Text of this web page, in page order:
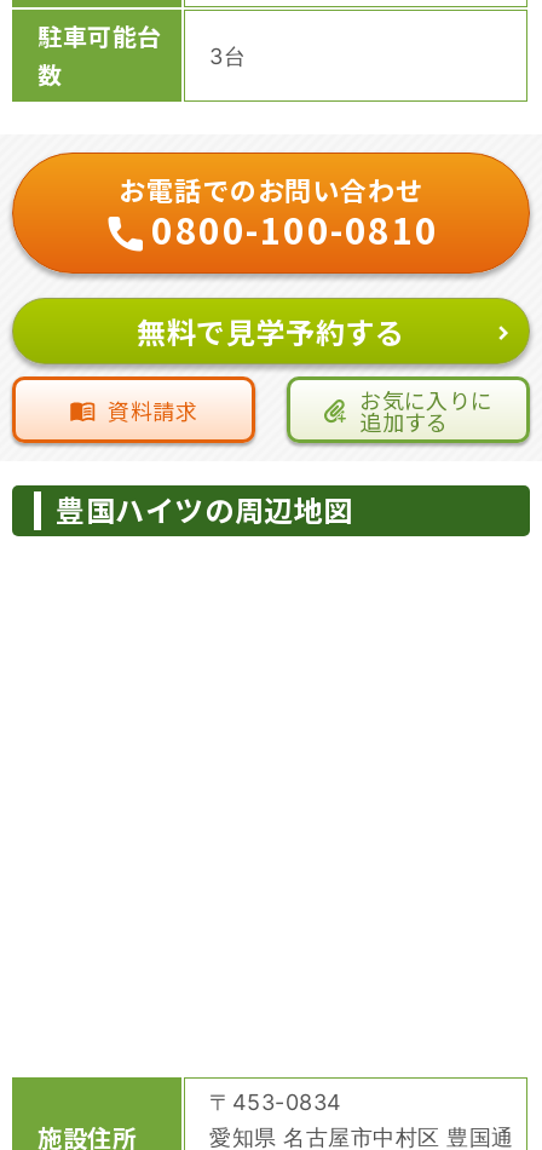
駐車可能台
数
3台
お電話でのお問い合わせ
0800-100-0810
無料で見学予約する
資料請求 お気に入りに
追加する
豊国ハイツの周辺地図
施設住所
〒453-0834
愛知県 名古屋市中村区 豊国通